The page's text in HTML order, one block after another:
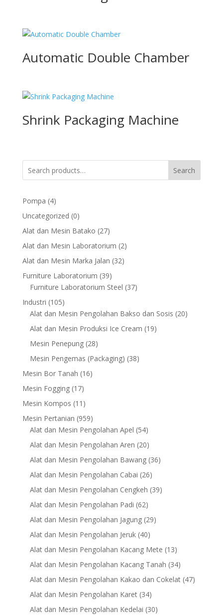
Automatic Double Chamber
Shrink Packaging Machine
Search
Pompa 44
products
Uncategorized 00
products
Alat dan Mesin Batako 2727
products
Alat dan Mesin Laboratorium 22
Alat dan Mesin Marka Jalan 3232
Furniture Laboratorium 3939
products
Furniture Laboratorium Steel 3737
Industri 105105
products
Alat dan Mesin Pengolahan Bakso dan Sosis 2020
Alat dan Mesin Produksi Ice Cream 1919
Mesin Penepung 2828
products
Mesin Pengemas (Packaging) 3838
Mesin Bor Tanah 1616
Mesin Fogging 1717
products
Mesin Kompos 11 11
products
Mesin Pertanian 959959
products
Alat dan Mesin Pengolahan Apel 5454
products
Alat dan Mesin Pengolahan Aren 2020
products
Alat dan Mesin Pengolahan Bawang 3636
Alat dan Mesin Pengolahan Cabai 2626
products
Alat dan Mesin Pengolahan Cengkeh 3939
Alat dan Mesin Pengolahan Padi 6262
products
Alat dan Mesin Pengolahan Jagung 2929
Alat dan Mesin Pengolahan Jeruk 4040
products
Alat dan Mesin Pengolahan Kacang Mete 1313
products
Alat dan Mesin Pengolahan Kacang Tanah 3434
products
Alat dan Mesin Pengolahan Kakao dan Cokelat 4747
Alat dan Mesin Pengolahan Karet 3434
products
Alat dan Mesin Pengolahan Kedelai 3030